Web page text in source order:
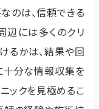
のは、信頼できる
辺には多くのクリ
るかは、結果や回
十分な情報収集を
ックを見極めるこ